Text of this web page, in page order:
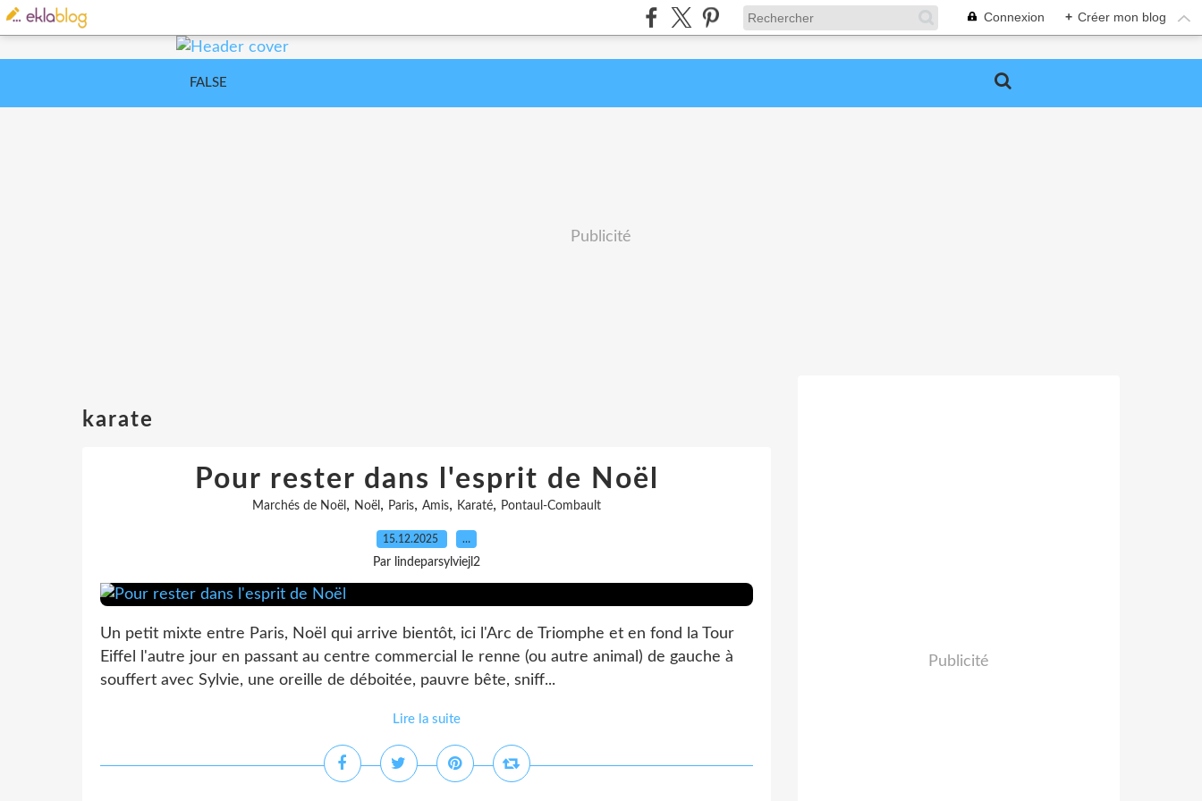
Connexion + Créer mon blog
FALSE
Publicité
karate
Pour rester dans l'esprit de Noël
Marchés de Noël , Noël , Paris, Amis, Karaté, Pontaul-Combault
15.12.2025 …
Par lindeparsylviejl2
Un petit mixte entre Paris, Noël qui arrive bientôt, ici l'Arc de Triomphe et en fond la Tour
Eiffel l'autre jour en passant au centre commercial le renne (ou autre animal) de gauche à
souffert avec Sylvie, une oreille de déboitée, pauvre bête, sniff...
Lire la suite
Publicité